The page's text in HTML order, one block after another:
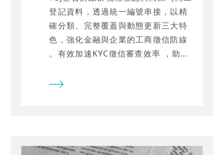
登記資料，透過統一編號串接，以精
確分類、完整覆蓋與動態更新三大特
色，強化金融與企業的工商徵信防線
。有效加速KYC徵信審查效率 ，助您
運脈動，全面釋放數據價值 ！